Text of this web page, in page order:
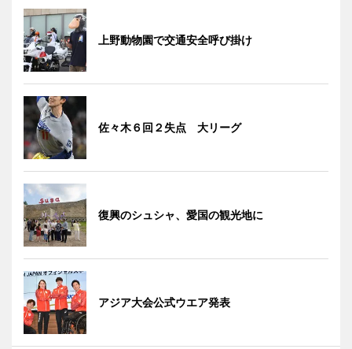
上野動物園で交通安全呼び掛け
佐々木６回２失点 大リーグ
復興のシュシャ、愛国の観光地に
アジア大会公式ウエア発表